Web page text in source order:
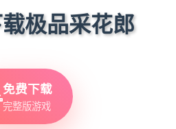
极品采花郎
免费下载
完整版游戏